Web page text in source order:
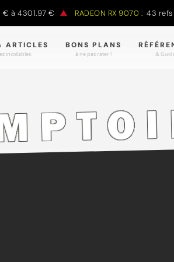
4301.97 € RADEON RX 9070 : 43 refs
ARTICLES
incollables.
BONS PLANS
à ne pas rater ! &